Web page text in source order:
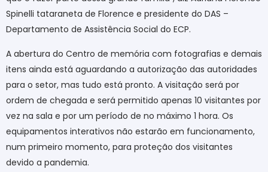
Spinelli tataraneta de Florence e presidente do DAS –
Departamento de Assistência Social do ECP.
A abertura do Centro de memória com fotografias e demais
itens ainda está aguardando a autorização das autoridades
para o setor, mas tudo está pronto. A visitação será por
ordem de chegada e será permitido apenas 10 visitantes por
vez na sala e por um período de no máximo 1 hora. Os
equipamentos interativos não estarão em funcionamento,
num primeiro momento, para proteção dos visitantes
devido a pandemia.